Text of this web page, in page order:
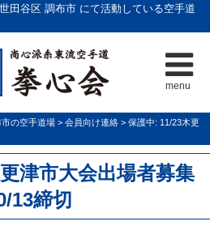
menu
田谷区 調布市 にて活動している空手道
の空手道場 >会員向け連絡 >保護中: 11/23木更
津市大会出場者募集
13締切